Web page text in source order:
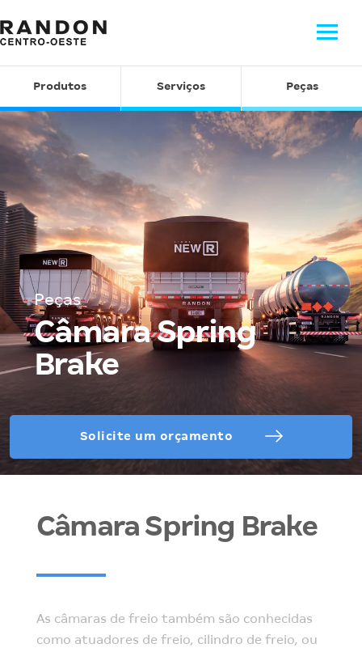
Produtos Serviços Peças
Peças
Câmara Spring
Brake
Solicite um orçamento
Câmara Spring Brake
As câmaras de freio também são conhecidas
como atuadores de freio, cilindro de freio, ou